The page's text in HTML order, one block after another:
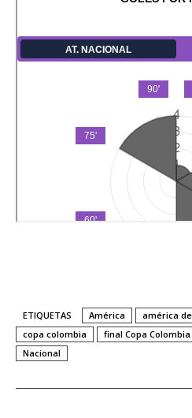
ETIQUETAS América américa
copa colombia
final Copa Colombia
Nacional